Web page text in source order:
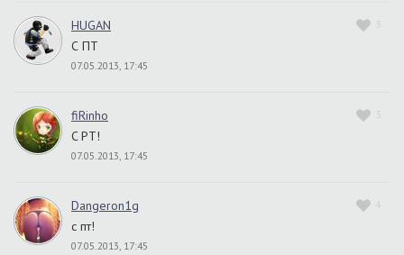
3
HUGAN
С ПТ
07.05.2013, 17:45
3
fiRinho
C PT!
07.05.2013, 17:45
4
Dangeron1g
с пт!
07.05.2013, 17:45